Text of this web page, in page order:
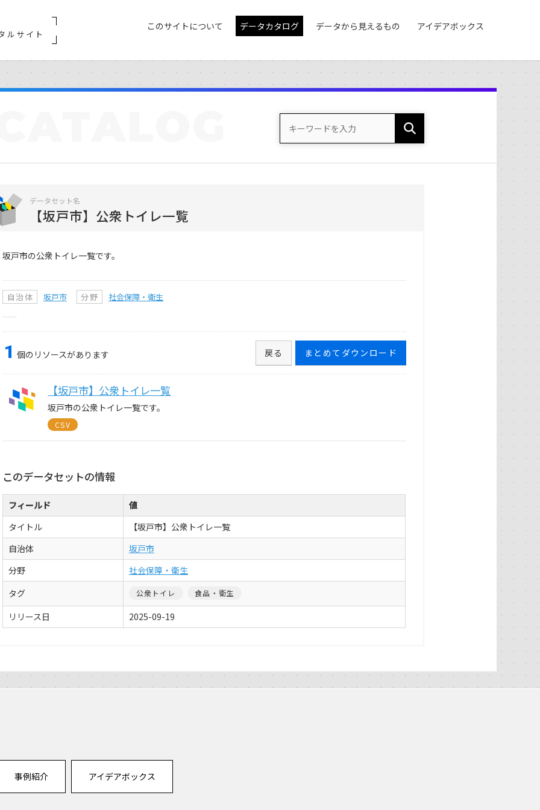
ルサイト
このサイトについて データカタログ データから見えるもの アイデアボックス
データセット名
【坂戸市】公衆トイレ一覧
坂戸市の公衆トイレ一覧です。
自治体 坂戸市 分野 社会保障・衛生
1 個のリソースがあります まとめてダウンロード
戻る
【坂戸市】公衆トイレ一覧
坂戸市の公衆トイレ一覧です。
CSV
このデータセットの情報
フィールド
値
タイトル
【坂戸市】公衆トイレ一覧
自治体
坂戸市
分野
社会保障・衛生
タグ
公衆トイレ 食品・衛生
リリース日 2025-09-19
事例紹介 アイデアボックス